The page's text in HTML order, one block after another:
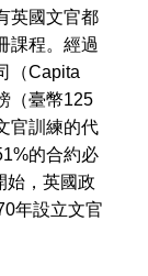
英國文官都
課程。經過
（Capita
（臺幣125
官訓練的代
的合約必
始，英國政
年設立文官